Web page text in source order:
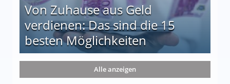
Von Zuhause aus Geld
verdienen: Das sind die 15
besten Möglichkeiten
die 15 besten Möglichkeiten
Alle anzeigen